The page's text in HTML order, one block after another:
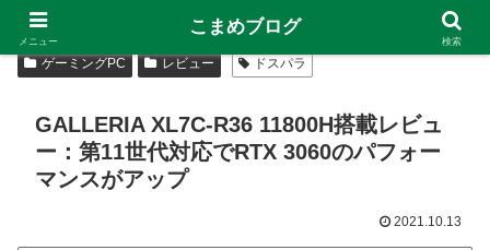
ゲーミングPC レビュー ドスパラ
GALLERIA XL7C-R36 11800H搭載レビュ
ー：第11世代対応でRTX 3060のパフォー
マンスがアップ
2021.10.13
メニュー
こまめブログ
検索